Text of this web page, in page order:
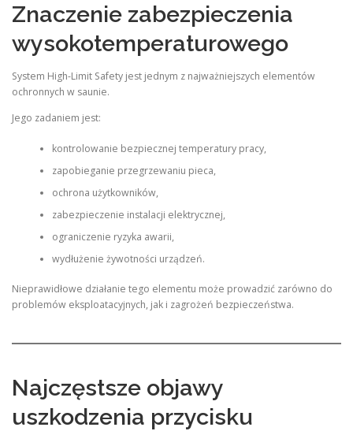
Znaczenie zabezpieczenia
wysokotemperaturowego
System High-Limit Safety jest jednym z najważniejszych elementów
ochronnych w saunie.
Jego zadaniem jest:
kontrolowanie bezpiecznej temperatury pracy,
zapobieganie przegrzewaniu pieca,
ochrona użytkowników,
zabezpieczenie instalacji elektrycznej,
ograniczenie ryzyka awarii,
wydłużenie żywotności urządzeń.
Nieprawidłowe działanie tego elementu może prowadzić zarówno do
problemów eksploatacyjnych, jak i zagrożeń bezpieczeństwa.
Najczęstsze objawy
uszkodzenia przycisku